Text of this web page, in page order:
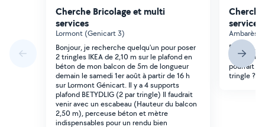
Cherche Bricolage et multi
services
Lormont (Genicart 3)
Bonjour, je recherche quelqu'un pour poser
2 tringles IKEA de 2,10 m sur le plafond en
béton de mon balcon de 5m de longueur
demain le samedi 1er août à partir de 16 h
sur Lormont Génicart. Il y a 4 supports
plafond BETYDLIG (2 par tringle) Il faudrait
venir avec un escabeau (Hauteur du balcon
2,50 m), perceuse béton et mètre
indispensables pour un rendu bien
services
Ambarès-
Bonjour,
rideau sur
pourrait
tringle ?